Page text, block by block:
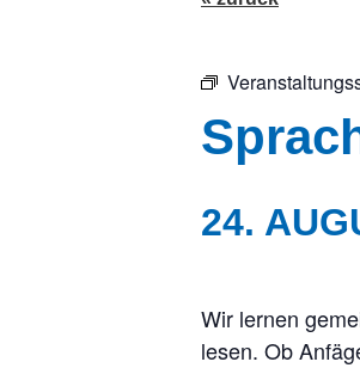
24.
Wir lernen
lesen. Ob